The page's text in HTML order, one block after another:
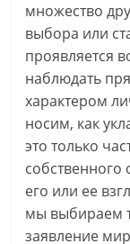
множество
выбора или
проявляется
наблюдать
характером
носим, как
это только
его или ее
мы выбираем
заявление